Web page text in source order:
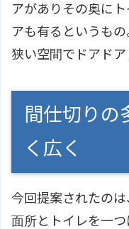
アがありその奥に
アも有るというもの
狭い空間でドアドア
間仕切りの
く広く
今回提案されたの
面所とトイレを一